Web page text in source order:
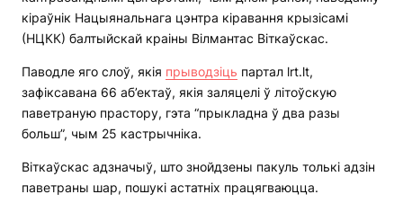
кіраўнік Нацыянальнага цэнтра кіравання крызісамі
(НЦКК) балтыйскай краіны Вілмантас Віткаўскас.
Паводле яго слоў, якія прыводзіць партал lrt.lt,
зафіксавана 66 аб’ектаў, якія заляцелі ў літоўскую
паветраную прастору, гэта “прыкладна ў два разы
больш”, чым 25 кастрычніка.
Віткаўскас адзначыў, што знойдзены пакуль толькі адзін
паветраны шар, пошукі астатніх працягваюцца.